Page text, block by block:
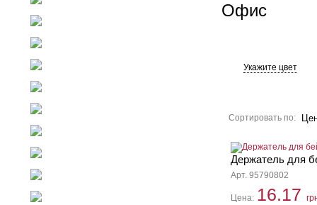
Офис
Укажите цвет
Сортировать по:
Держатель для
Арт. 95790802
Цена: 16.17